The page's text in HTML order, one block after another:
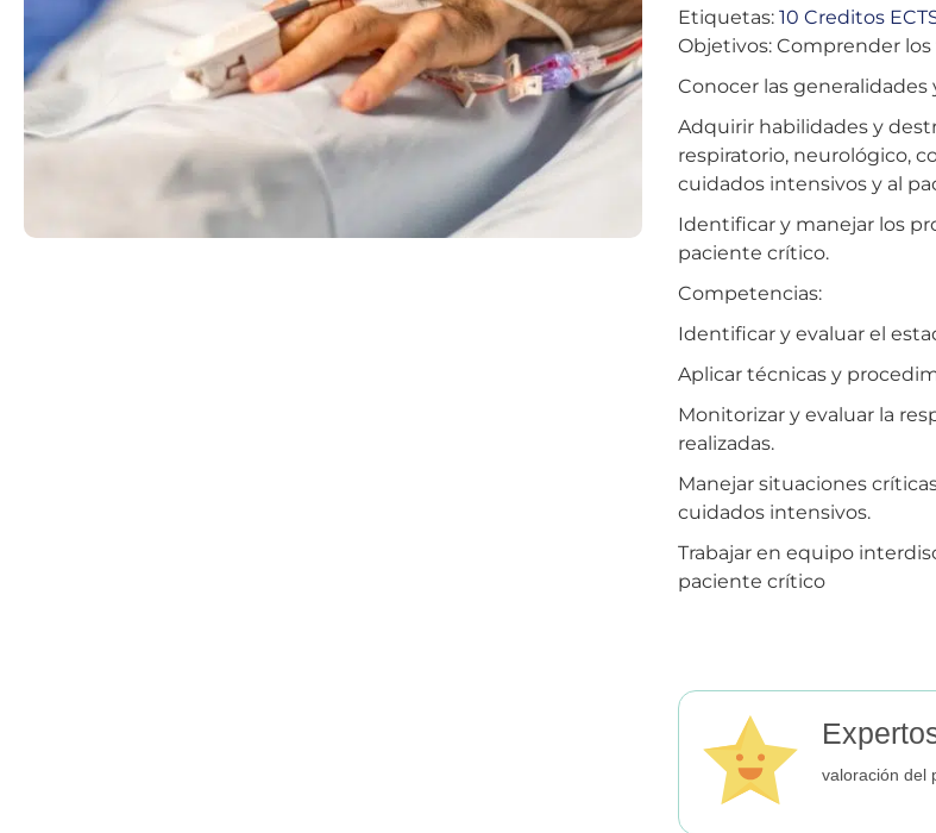
Etiquetas: 10 Creditos
Objetivos: Comprender
Conocer las
Adquirir habilidades y
respiratorio, neurológico,
cuidados intensivos y al
Identificar y manejar los
paciente crítico.
Competencias:
Identificar y evaluar el
Aplicar técnicas y
Monitorizar y evaluar la
realizadas.
Manejar situaciones
cuidados intensivos.
Trabajar en equipo
paciente crítico
valoración del